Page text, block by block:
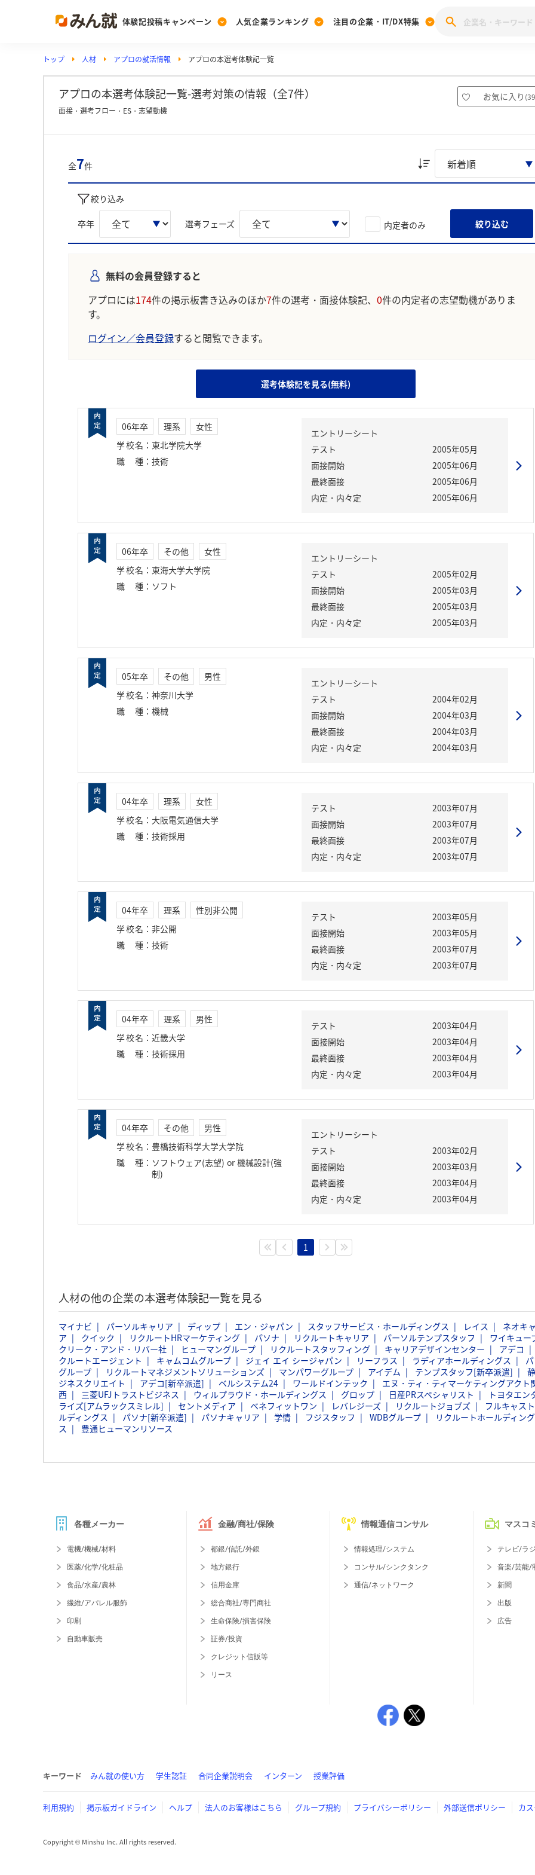
体験記投稿キャンペーン
Post
投稿する
[27卒] 本選考体験記投稿キャンペーン
人気企業ランキング
Ranking
ランキングを見る
Vote
注目の企業・IT/DX特集
PickUp
注目の企業特集
トップ 人材 アプロの就活情報 アプロの本選考体験記一覧
アプロの本選考体験記一覧-選考対策の情報（全7件） お気に入り (39
面接・選考フロー・ES・志望動機
全7件
絞り込み
卒年 選考フェーズ 内定者のみ 絞り込む
無料の会員登録すると
アプロには174件の掲示板書き込みのほか7件の選考・面接体験記、 0件の内定者の志望動機がありま
す。
ログイン／会員登録すると閲覧できます。
選考体験記を見る(無料)
06年卒 理系
女性
学校名 ： 東北学院大学
職種 ： 技術
エントリーシート
テスト
2005年05月
面接開始
2005年06月
最終面接
2005年06月
内定・内々定
2005年06月
06年卒 その他
女性
学校名 ： 東海大学大学院
職種 ： ソフト
エントリーシート
テスト
2005年02月
面接開始
2005年03月
最終面接
2005年03月
内定・内々定
2005年03月
05年卒 その他
男性
学校名 ： 神奈川大学
職種 ： 機械
エントリーシート
テスト
2004年02月
面接開始
2004年03月
最終面接
2004年03月
内定・内々定
2004年03月
04年卒 理系
女性
学校名 ： 大阪電気通信大学
職種 ： 技術採用
テスト
2003年07月
面接開始
2003年07月
最終面接
2003年07月
内定・内々定
2003年07月
04年卒 理系
性別非公開
学校名 ： 非公開
職種 ： 技術
テスト
2003年05月
面接開始
2003年05月
最終面接
2003年07月
内定・内々定
2003年07月
04年卒 理系
男性
学校名 ： 近畿大学
職種 ： 技術採用
テスト
2003年04月
面接開始
2003年04月
最終面接
2003年04月
内定・内々定
2003年04月
04年卒 その他
男性
学校名 ： 豊橋技術科学大学大学院
職種 ： ソフトウェア(志望) or 機械設計(強
制)
エントリーシート
テスト
2003年02月
面接開始
2003年03月
最終面接
2003年04月
内定・内々定
2003年04月
1
人材の他の企業の本選考体験記一覧を見る
マイナビ パーソルキャリア ディップ エン・ジャパン スタッフサービス・ホールディングス レイス
ネオキ
ア
クイック リクルートHRマーケティング パソナ リクルートキャリア パーソルテンプスタッフ
ワイキュー
クリーク・アンド・リバー社
ヒューマングループ リクルートスタッフィング キャリアデザインセンター
アデコ
クルートエージェント
キャムコムグループ ジェイ エイ シージャパン リーフラス ラディアホールディングス
グループ
リクルートマネジメントソリューションズ マンパワーグループ アイデム テンプスタッフ[新卒派遣]
ジネスクリエイト
アデコ[新卒派遣] ベルシステム24 ワールドインテック
エヌ・ティ・ティマーケティングアクト
西
三菱UFJトラストビジネス ウィルプラウド・ホールディングス グロップ 日産PRスペシャリスト
トヨタエン
ライズ[アムラックスミレル]
セントメディア ベネフィットワン レバレジーズ リクルートジョブズ
フルキャス
ルディングス
パソナ[新卒派遣] パソナキャリア 学情 フジスタッフ WDBグループ
リクルートホールディング
ス
豊通ヒューマンリソース
各種メーカー
電機/機械/材料
医薬/化学/化粧品
食品/水産/農林
繊維/アパレル服飾
印刷
自動車販売
金融/商社/保険
都銀/信託/外銀
地方銀行
信用金庫
総合商社/専門商社
生命保険/損害保険
証券/投資
クレジット信販等
リース
情報通信コンサル
情報処理/システム
コンサル/シンクタンク
通信/ネットワーク
マスコ
テレビ/ラ
音楽/芸能/
新聞
出版
広告
キーワード みん就の使い方 学生認証 合同企業説明会 インターン 授業評価
利用規約 掲示板ガイドライン ヘルプ 法人のお客様はこちら グループ規約 プライバシーポリシー 外部送信ポリシー カ
Copyright © Minshu Inc. All rights reserved.